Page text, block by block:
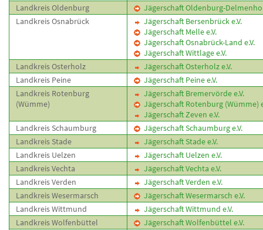
Landkreis Oldenburg
Jägerschaft Oldenburg-
Landkreis Osnabrück
Jägerschaft Bersenbrück e.V.
Jägerschaft Melle e.V.
Jägerschaft Osnabrück-Land e.V.
Jägerschaft Wittlage e.V.
Landkreis Osterholz
Jägerschaft Osterholz e.V.
Landkreis Peine
Jägerschaft Peine e.V.
Landkreis Rotenburg
(Wümme)
Jägerschaft Bremervörde e.V.
Jägerschaft Rotenburg (Wümme)
Jägerschaft Zeven e.V.
Landkreis Schaumburg
Jägerschaft Schaumburg e.V.
Landkreis Stade
Jägerschaft Stade e.V.
Landkreis Uelzen
Jägerschaft Uelzen e.V.
Landkreis Vechta
Jägerschaft Vechta e.V.
Landkreis Verden
Jägerschaft Verden e.V.
Landkreis Wesermarsch
Jägerschaft Wesermarsch e.V.
Landkreis Wittmund
Jägerschaft Wittmund e.V.
Landkreis Wolfenbüttel
Jägerschaft Wolfenbüttel e.V.